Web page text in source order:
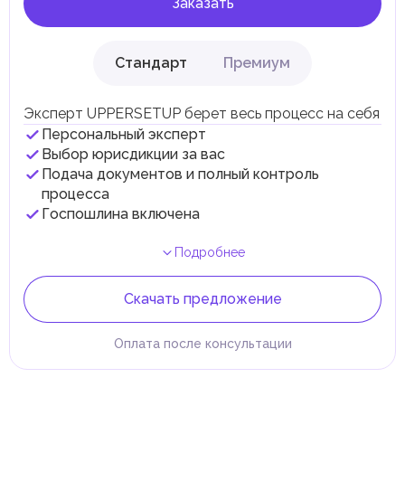
Стандарт Премиум
Эксперт UPPERSETUP берет весь процесс на себя
Персональный эксперт
Выбор юрисдикции за вас
Подача документов и полный контроль
процесса
Госпошлина включена
Подробнее
Скачать предложение
Оплата после консультации